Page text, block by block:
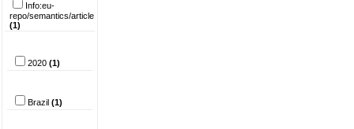
Info:eu-
repo/semantics/article
(1)
2020 (1)
Brazil (1)